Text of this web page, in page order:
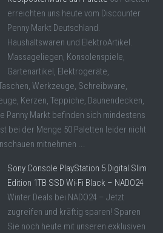
erreichten uns heute vom Discounter
Penny Markt Deutschland.
Haushaltswaren und ElektroArtikel.
Massageliegen, Konsolenspiele,
Gartenartikel, Elektrogeräte,
Werkzeuge, Schreibware,
Kerzen, Teppiche, Daunendecken,
Panny Markt befinden sich mindestens
bei der Menge 50 Paletten leider nicht
mitnehmen ...
Sony Console PlayStation 5 Digital Slim
Edition 1TB SSD Wi-Fi Black – NADO24
Winter Deals bei NADO24 – Jetzt
zugreifen und kräftig sparen! Sparen
Sie noch heute mit unseren exklusiven